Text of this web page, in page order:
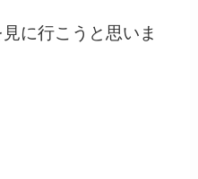
に行こうと思いま